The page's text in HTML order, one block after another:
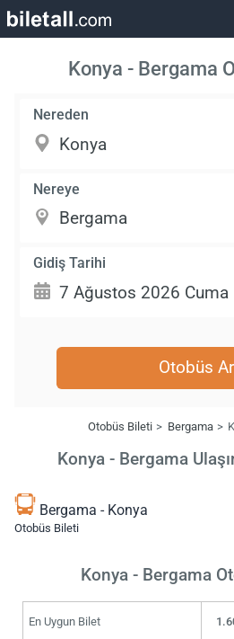
Konya - Bergama
Nereden
Nereye
Gidiş Tarihi
Otobüs
Otobüs Bileti Bergama
Konya - Bergama
Bergama - Konya
Otobüs Bileti
Konya - Bergama
En Uygun Bilet